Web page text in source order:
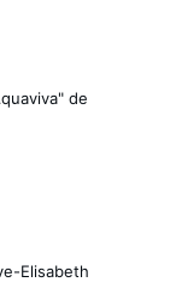
de
Elisabeth